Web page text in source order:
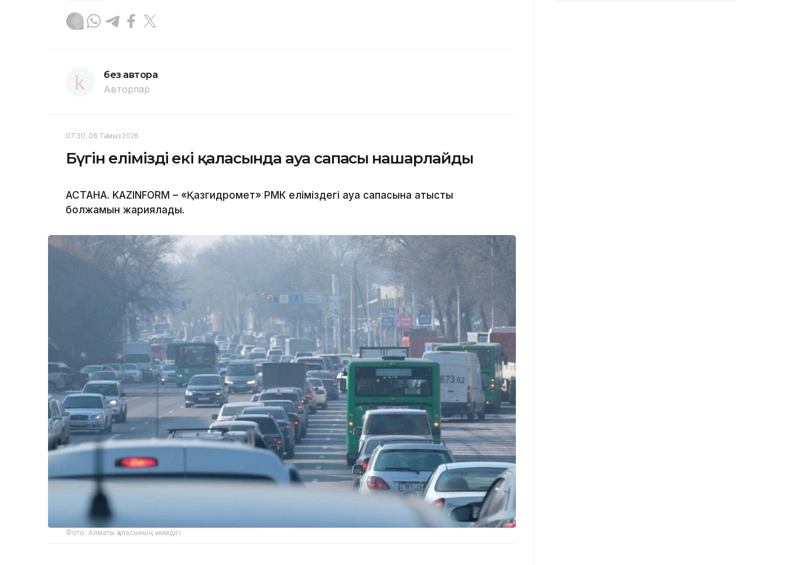
без автора
Авторлар
07:30, 06 Тамыз 2026
Бүгін еліміздің екі қаласында ауа сапасы нашарлайды
АСТАНА. KAZINFORM – «Қазгидромет» РМК еліміздегі ауа сапасына қатысты
болжамын жариялады.
Фото: Алматы қаласының әкімдігі